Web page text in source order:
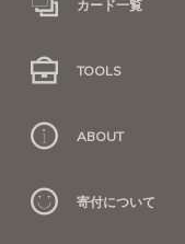
カード一覧
TOOLS
ABOUT
寄付について